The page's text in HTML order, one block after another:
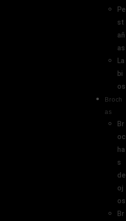
Pe
st
añ
as
La
bi
os
Broch
as
Br
oc
ha
s
de
oj
os
Br